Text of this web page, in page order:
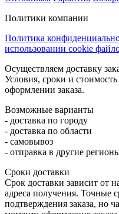
Политики компании
Политика
использовании cookie
Осуществляем доставку
Условия, сроки и
оформлении заказа.
Возможные варианты
- доставка по городу
- доставка по области
- самовывоз
- отправка в другие
Сроки доставки
Срок доставки зависит от
адреса получения. Точные
подтверждения заказа, но